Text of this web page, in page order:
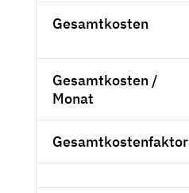
Gesamtkosten
Gesamtkosten /
Monat
Gesamtkostenfaktor